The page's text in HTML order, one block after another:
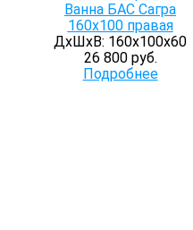
Ванна БАС Сагра
160х100 правая
ДхШхВ: 160х100х60
26 800 руб.
Подробнее